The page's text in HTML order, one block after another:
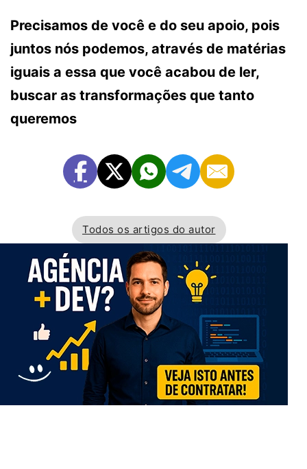
Precisamos de você e do seu apoio, pois
juntos nós podemos, através de matérias
iguais a essa que você acabou de ler,
buscar as transformações que tanto
queremos
Todos os artigos do autor